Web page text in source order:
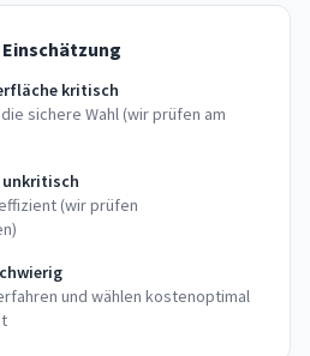
kritisch
sichere Wahl (wir prüfen am
unkritisch
(wir prüfen
und wählen kostenoptimal